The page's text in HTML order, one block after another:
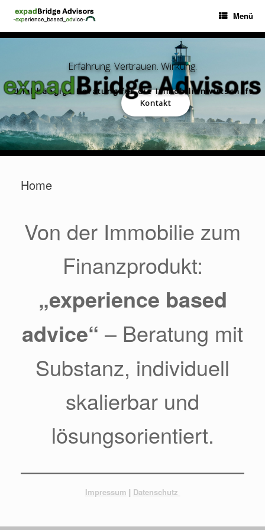
Inhalt
Menü
Erfahrung. Vertrauen. Wirkung.
Kontakt
Unabhängige Beratung für die Immobilienwirtschaft
Home
Von der Immobilie zum
Finanzprodukt:
„experience based
advice“ – Beratung mit
Substanz, individuell
skalierbar und
lösungsorientiert.
Impressum | Datenschutz